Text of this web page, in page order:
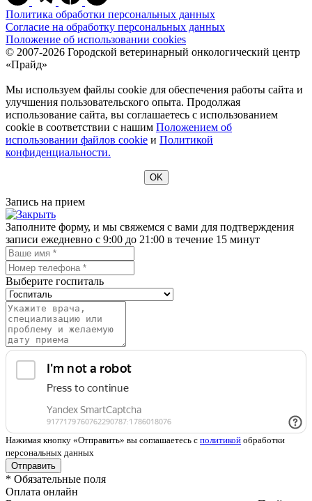
Политика обработки персональных данных
Согласие на обработку персональных данных
Положение об использовании cookies
© 2007-2026 Городской ветеринарный онкологический центр
«Прайд»
Мы используем файлы cookie для обеспечения работы сайта и
улучшения пользовательского опыта. Продолжая
использование сайта, вы соглашаетесь с использованием
cookie в соответствии с нашим Положением об
использовании файлов cookie и Политикой
конфиденциальности.
OK
Запись на прием
Заполните форму, и мы свяжемся с вами для подтверждения
записи ежедневно с 9:00 до 21:00 в течение 15 минут
Выберите госпиталь
Нажимая кнопку «Отправить» вы соглашаетесь с политикой обработки
персональных данных
Отправить
* Обязательные поля
Оплата онлайн